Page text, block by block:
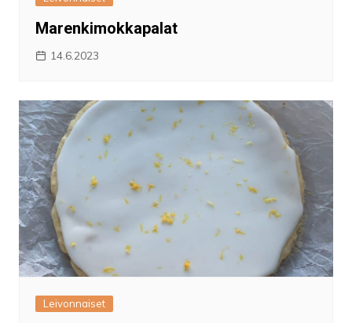
Marenkimokkapalat
14.6.2023
Leivonnaiset